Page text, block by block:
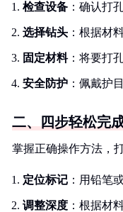
检查设备 ：确认打
选择钻头 ：根据材
固定材料：将要打
安全防护 ：佩戴护
二、四步轻松完
掌握正确操作方法，
定位标记 ：用铅笔
调整深度 ：根据材